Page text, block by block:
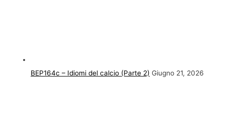
BEP164c – Idiomi del calcio (Parte 2) Giugno 21, 2026